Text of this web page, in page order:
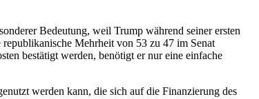
Bedeu­tung, weil Trump während seiner ersten
Mehrheit von 53 zu 47 im Senat
bestätigt werden, benötigt er nur eine einfache
werden kann, die sich auf die Finanzierung des